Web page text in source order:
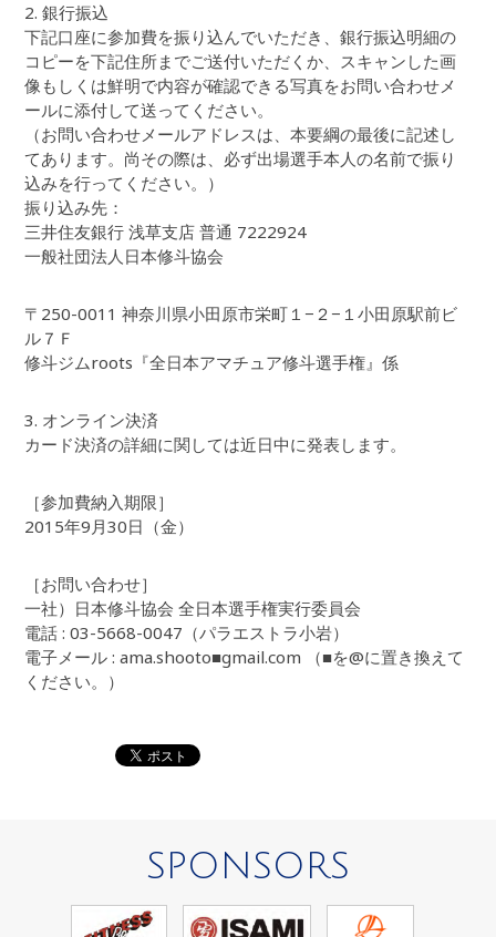
2. 銀行振込
下記口座に参加費を振り込んでいただき、銀行振込明細の
コピーを下記住所までご送付いただくか、スキャンした画
像もしくは鮮明で内容が確認できる写真をお問い合わせメ
ールに添付して送ってください。
（お問い合わせメールアドレスは、本要綱の最後に記述し
てあります。尚その際は、必ず出場選手本人の名前で振り
込みを行ってください。）
振り込み先：
三井住友銀行 浅草支店 普通 7222924
一般社団法人日本修斗協会
〒250-0011 神奈川県小田原市栄町１−２−１小田原駅前ビ
ル７Ｆ
修斗ジムroots『全日本アマチュア修斗選手権』係
3. オンライン決済
カード決済の詳細に関しては近日中に発表します。
［参加費納入期限］
2015年9月30日（金）
［お問い合わせ］
一社）日本修斗協会 全日本選手権実行委員会
電話 : 03-5668-0047（パラエストラ小岩）
電子メール : ama.shooto■gmail.com （■を@に置き換えて
ください。）
SPONSORS